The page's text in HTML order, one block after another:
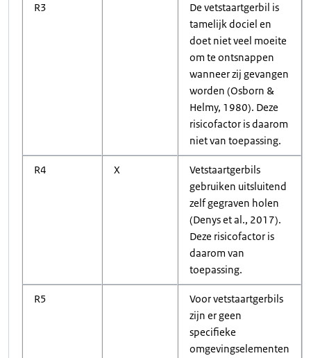
R3
De vetstaartgerbil is
tamelijk dociel en
doet niet veel moeite
om te ontsnappen
wanneer zij gevangen
worden (Osborn &
Helmy, 1980). Deze
risicofactor is daarom
niet van toepassing.
R4 X
Vetstaartgerbils
gebruiken uitsluitend
zelf gegraven holen
(Denys et al., 2017).
Deze risicofactor is
daarom van
toepassing.
R5
Voor vetstaartgerbils
zijn er geen
specifieke
omgevingselementen